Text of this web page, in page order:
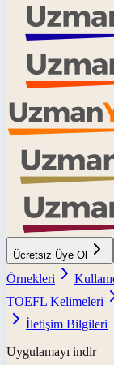
Ücretsiz Üye Ol
Örnekleri
TOEFL Kelimeleri
İletişim Bilgileri
Uygulamayı indir